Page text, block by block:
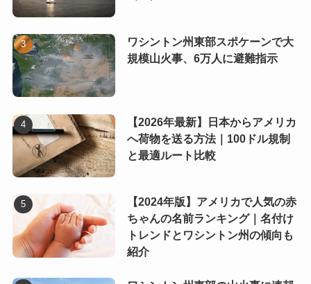
ワシントン州東部スポケーンで大
規模山火事、6万人に避難指示
【2026年最新】日本からアメリカ
へ荷物を送る方法｜100ドル規制
と最適ルート比較
【2024年版】アメリカで人気の赤
ちゃんの名前ランキング｜名付け
トレンドとワシントン州の傾向も
紹介